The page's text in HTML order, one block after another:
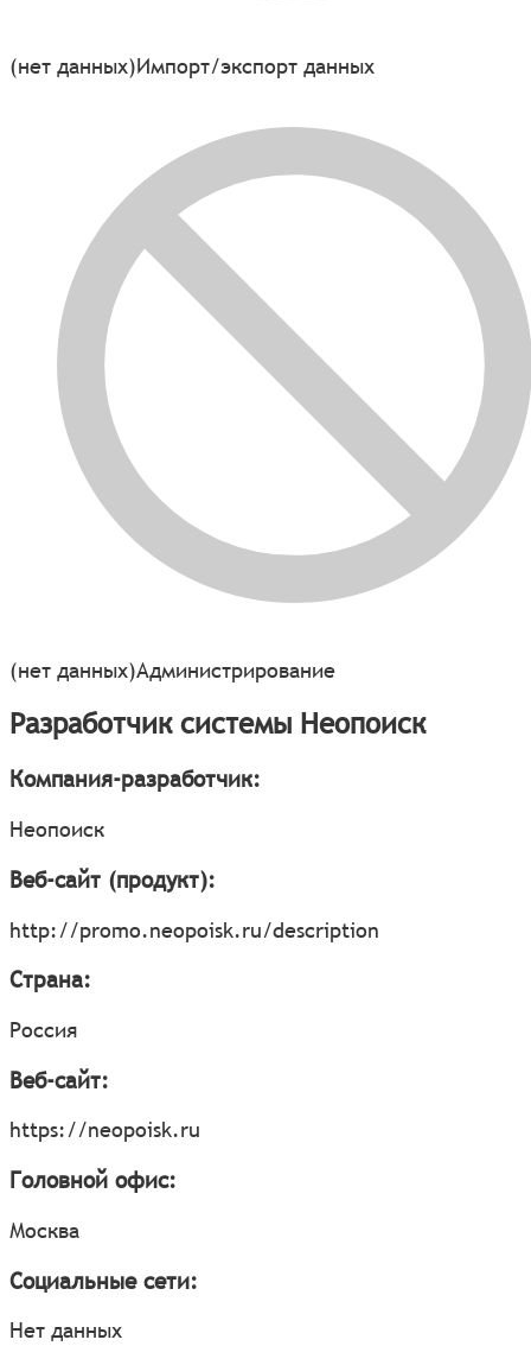
(нет данных)Импорт/экспорт данных
(нет данных)Администрирование
Разработчик системы Неопоиск
Компания-разработчик:
Неопоиск
Веб-сайт (продукт):
http://promo.neopoisk.ru/description
Страна:
Россия
Веб-сайт:
https://neopoisk.ru
Головной офис:
Москва
Социальные сети:
Нет данных